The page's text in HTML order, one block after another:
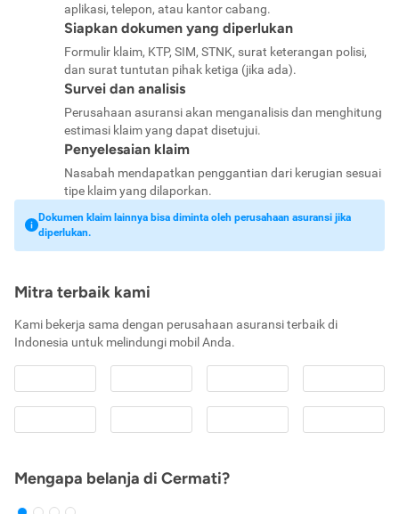
aplikasi, telepon, atau kantor cabang.
Siapkan dokumen yang diperlukan
Formulir klaim, KTP, SIM, STNK, surat keterangan polisi,
dan surat tuntutan pihak ketiga (jika ada).
Survei dan analisis
Perusahaan asuransi akan menganalisis dan menghitung
estimasi klaim yang dapat disetujui.
Penyelesaian klaim
Nasabah mendapatkan penggantian dari kerugian sesuai
tipe klaim yang dilaporkan.
Dokumen klaim lainnya bisa diminta oleh perusahaan asuransi jika
diperlukan.
Mitra terbaik kami
Kami bekerja sama dengan perusahaan asuransi terbaik di
Indonesia untuk melindungi mobil Anda.
Mengapa belanja di Cermati?